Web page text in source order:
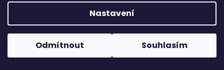
Nastavení
Odmítnout Souhlasím
Pokud u nás nenajdete konkrétní produkt, neváhejte se
ozvat. Ve většině případů jej můžeme zajistit na
Podsedlová dečka
Podsedlová dečka